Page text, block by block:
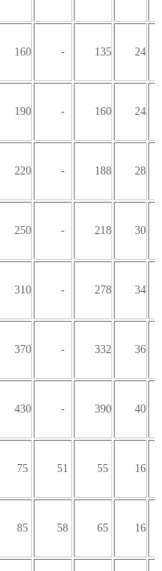
160 - 135 24
190 - 160 24
220 - 188 28
250 - 218 30
310 - 278 34
370 - 332 36
430 - 390 40
75 51 55 16
85 58 65 16